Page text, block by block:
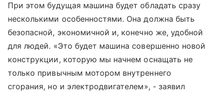
При этом будущая машина будет обладать сразу
несколькими особенностями. Она должна быть
безопасной, экономичной и, конечно же, удобной
для людей. «Это будет машина совершенно новой
конструкции, которую мы начнем оснащать не
только привычным мотором внутреннего
сгорания, но и электродвигателем», - заявил